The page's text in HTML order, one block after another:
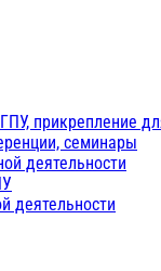
прикрепление
семинары
деятельности
деятельности